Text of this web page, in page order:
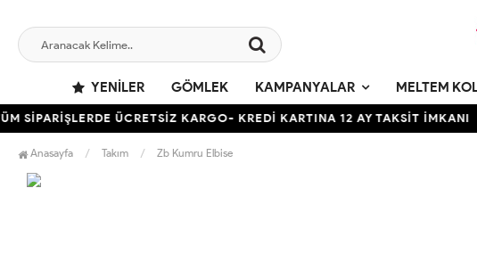
YENILER GÖMLEK KAMPANYALAR MELTEM
ÜCRETSİZ KARGO- KREDİ KARTINA 12 AY TAKSİT İMKANI
Anasayfa Takım Zb Kumru Elbise